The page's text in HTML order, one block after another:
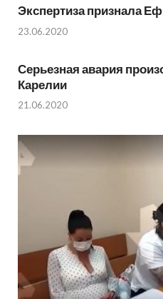
Экспертиза признала
23.06.2020
Серьезная авария
Карелии
21.06.2020